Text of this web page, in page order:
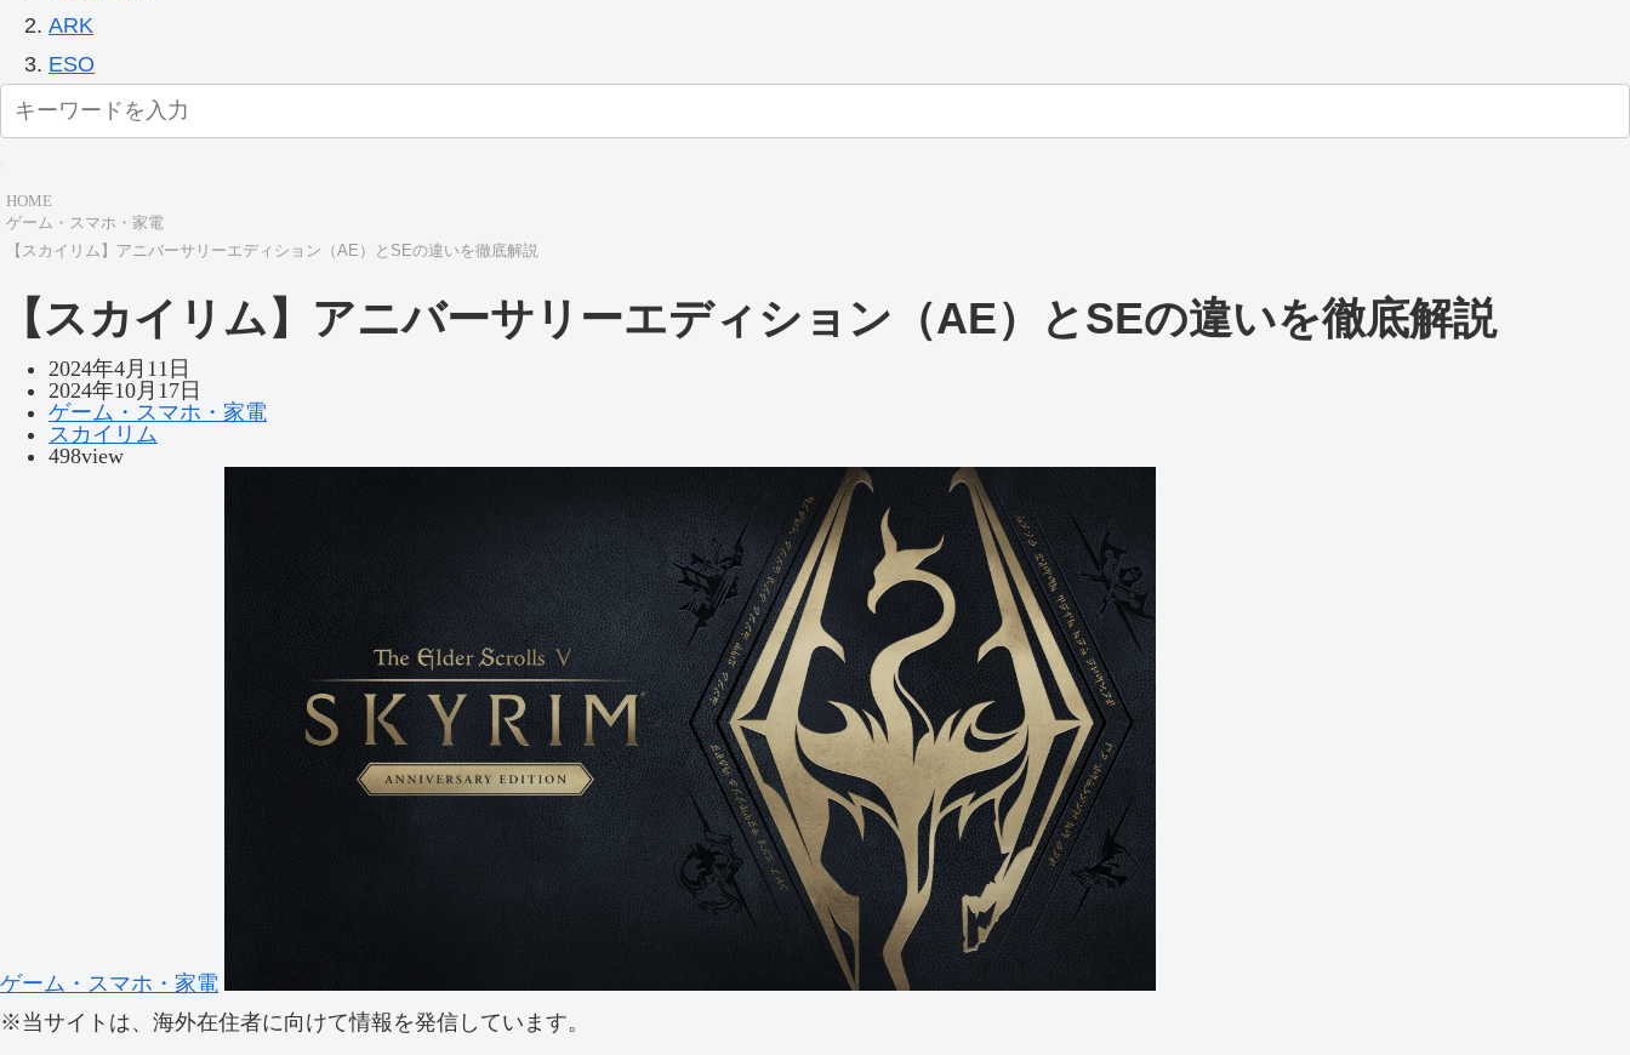
ARK
ESO
HOME
ゲーム・スマホ・家電
【スカイリム】アニバーサリーエディション（AE）とSEの違いを徹底解説
【スカイリム】アニバーサリーエディション（AE）とSEの違いを徹底解説
2024年4月11日
2024年10月17日
ゲーム・スマホ・家電
スカイリム
498view
ゲーム・スマホ・家電
※当サイトは、海外在住者に向けて情報を発信しています。